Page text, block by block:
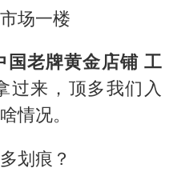
场一楼
国老牌黄金店铺 工
过来，顶多我们入
情况。
划痕？